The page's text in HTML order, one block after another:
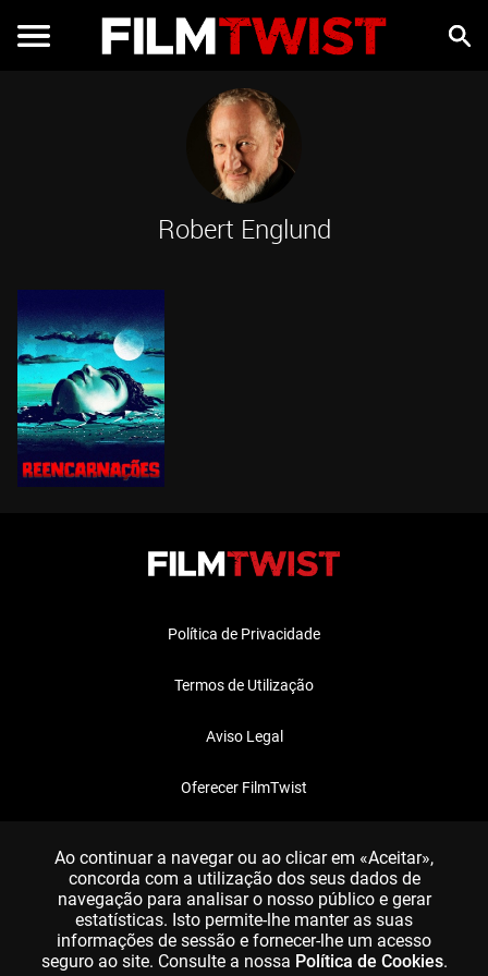
Robert Englund
Política de Privacidade
Termos de Utilização
Aviso Legal
Oferecer FilmTwist
Ao continuar a navegar ou ao clicar em «Aceitar»,
concorda com a utilização dos seus dados de
navegação para analisar o nosso público e gerar
estatísticas. Isto permite-lhe manter as suas
informações de sessão e fornecer-lhe um acesso
seguro ao site. Consulte a nossa Política de Cookies.